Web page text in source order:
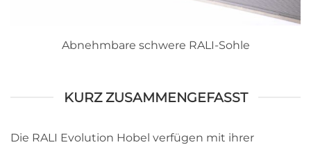
Abnehmbare schwere RALI-Sohle
KURZ ZUSAMMENGEFASST
Die RALI Evolution Hobel verfügen mit ihrer